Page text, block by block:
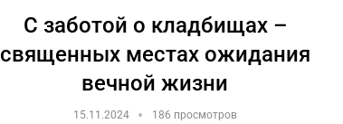
С заботой о кладбищах –
священных местах ожидания
вечной жизни
15.11.2024 186 просмотров